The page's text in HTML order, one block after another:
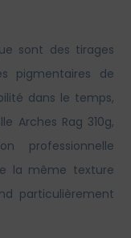
sont des tirages
pigmentaires de
dans le temps,
Arches Rag 310g,
professionnelle
la même texture
particulièrement